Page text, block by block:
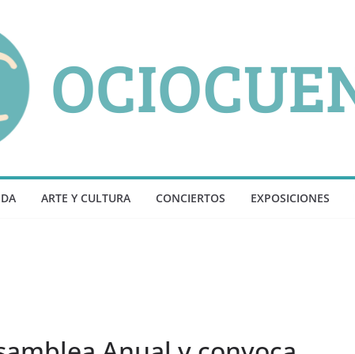
ARTE Y CULTURA CONCIERTOS EXPOSICIONES